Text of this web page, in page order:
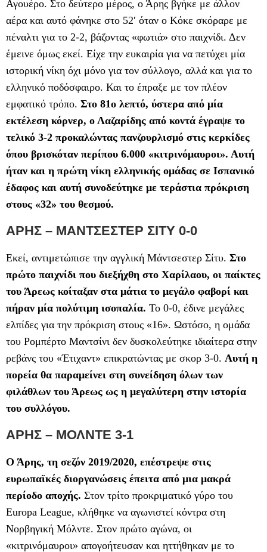
Αγουέρο. Στο δεύτερο μέρος, ο Άρης βγήκε με άλλον
αέρα και αυτό φάνηκε στο 52′ όταν ο Κόκε σκόραρε με
πέναλτι για το 2-2, βάζοντας «φωτιά» στο παιχνίδι. Δεν
έμεινε όμως εκεί. Είχε την ευκαιρία για να πετύχει μία
ιστορική νίκη όχι μόνο για τον σύλλογο, αλλά και για το
ελληνικό ποδόσφαιρο. Και το έπραξε με τον πλέον
εμφατικό τρόπο. Στο 81ο λεπτό, ύστερα από μία
εκτέλεση κόρνερ, ο Λαζαρίδης από κοντά έγραψε το
τελικό 3-2 προκαλώντας πανζουρλισμό στις κερκίδες
όπου βρισκόταν περίπου 6.000 «κιτρινόμαυροι». Αυτή
ήταν και η πρώτη νίκη ελληνικής ομάδας σε Ισπανικό
έδαφος και αυτή συνοδεύτηκε με τεράστια πρόκριση
στους «32» του θεσμού.
ΑΡΗΣ – ΜΑΝΤΣΕΣΤΕΡ ΣΙΤΥ 0-0
Εκεί, αντιμετώπισε την αγγλική Μάντσεστερ Σίτυ. Στο
πρώτο παιχνίδι που διεξήχθη στο Χαρίλαου, οι παίκτες
του Άρεως κοίταξαν στα μάτια το μεγάλο φαβορί και
πήραν μία πολύτιμη ισοπαλία. Το 0-0, έδινε μεγάλες
ελπίδες για την πρόκριση στους «16». Ωστόσο, η ομάδα
του Ρομπέρτο Μαντσίνι δεν δυσκολεύτηκε ιδιαίτερα στην
ρεβάνς του «Έτιχαντ» επικρατώντας με σκορ 3-0. Αυτή η
πορεία θα παραμείνει στη συνείδηση όλων των
φιλάθλων του Άρεως ως η μεγαλύτερη στην ιστορία
του συλλόγου.
ΑΡΗΣ – ΜΟΛΝΤΕ 3-1
Ο Άρης, τη σεζόν 2019/2020, επέστρεψε στις
ευρωπαϊκές διοργανώσεις έπειτα από μια μακρά
περίοδο αποχής. Στον τρίτο προκριματικό γύρο του
Europa League, κλήθηκε να αγωνιστεί κόντρα στη
Νορβηγική Μόλντε. Στον πρώτο αγώνα, οι
«κιτρινόμαυροι» απογοήτευσαν και ηττήθηκαν με το